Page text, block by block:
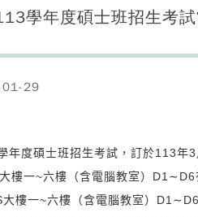
學年度碩士班招生考
01-29
年度碩士班招生考試，訂於113年
樓一~六樓（含電腦教室）
大樓一~六樓（含電腦教室）